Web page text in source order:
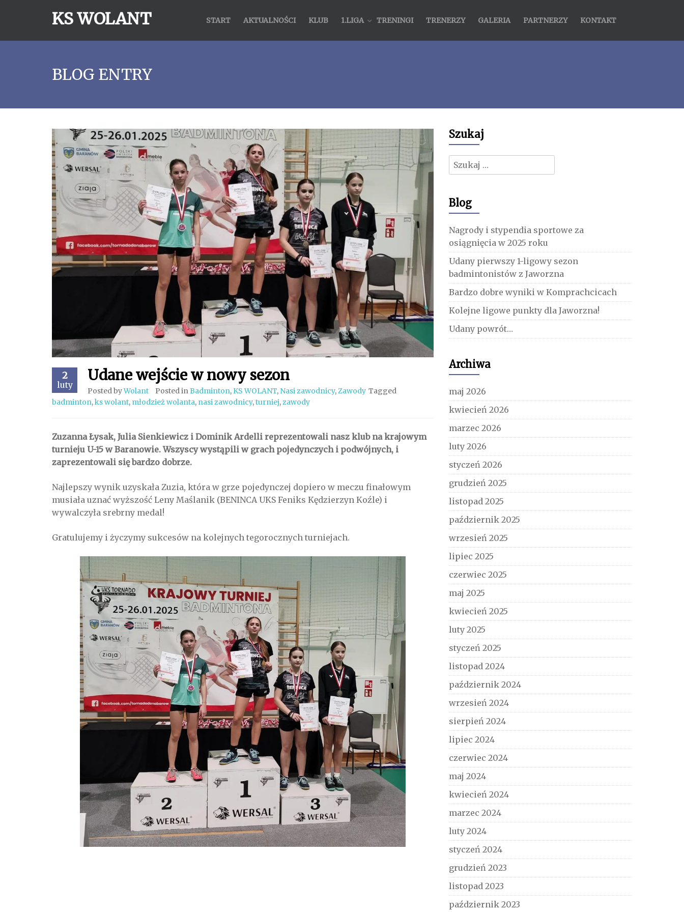
KS WOLANT START AKTUALNOŚCI KLUB 1.LIGA TRENINGI TRENERZY GALERIA PARTNERZY KONTAKT
BLOG ENTRY
2
luty
Udane wejście w nowy sezon
Posted byWolant Posted inBadminton, KS WOLANT, Nasi zawodnicy,Zawody Tagged
badminton,ks wolant, młodzież wolanta, nasi zawodnicy,turniej,zawody
Zuzanna Łysak, Julia Sienkiewicz i Dominik Ardelli reprezentowali nasz klub na krajowym
turnieju U-15 w Baranowie. Wszyscy wystąpili w grach pojedynczych i podwójnych, i
zaprezentowali się bardzo dobrze.
Najlepszy wynik uzyskała Zuzia, która w grze pojedynczej dopiero w meczu finałowym
musiała uznać wyższość Leny Maślanik (BENINCA UKS Feniks Kędzierzyn Koźle) i
wywalczyła srebrny medal!
Gratulujemy i życzymy sukcesów na kolejnych tegorocznych turniejach.
Szukaj
Szukaj:
Blog
Nagrody i stypendia sportowe za
osiągnięcia w 2025 roku
Udany pierwszy 1-ligowy sezon
badmintonistów z Jaworzna
Bardzo dobre wyniki w Komprachcicach
Kolejne ligowe punkty dla Jaworzna!
Udany powrót…
Archiwa
maj 2026
kwiecień 2026
marzec 2026
luty 2026
styczeń 2026
grudzień 2025
listopad 2025
październik 2025
wrzesień 2025
lipiec 2025
czerwiec 2025
maj 2025
kwiecień 2025
luty 2025
styczeń 2025
listopad 2024
październik 2024
wrzesień 2024
sierpień 2024
lipiec 2024
czerwiec 2024
maj 2024
kwiecień 2024
marzec 2024
luty 2024
styczeń 2024
grudzień 2023
listopad 2023
październik 2023